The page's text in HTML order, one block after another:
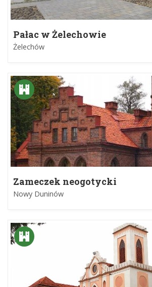
Pałac w Żelechowie
Żelechów
Zameczek neogotycki
Nowy Duninów